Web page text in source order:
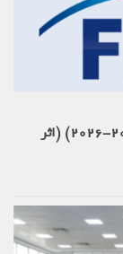
قوانین تکنیکی فدراسیون جهانی شمشیربازی (2025-2026) (اثر